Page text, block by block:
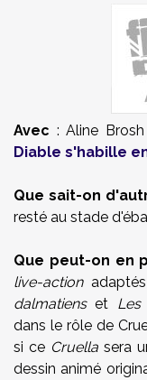
Avec : Aline
Diable s'habille
Que sait-on
resté au stade
Que peut-on en
live-actionadaptés
dalmatienset Les
dans le rôle de
si ce Cruellasera
dessin animé